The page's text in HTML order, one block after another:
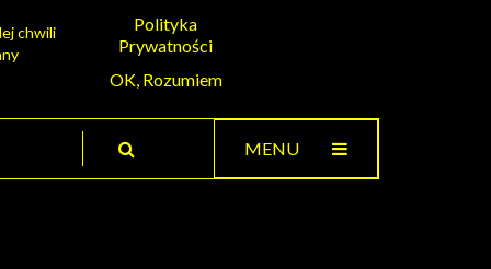
MENU
Polityka
Prywatności
OK, Rozumiem
chwili